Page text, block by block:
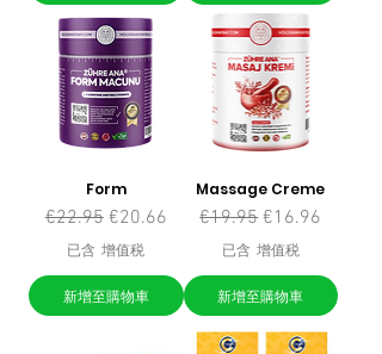
Form
一般價格
€22.95 促銷價格
€20.66
已含 增值税
新增至購物車
Massage Creme
一般價格
€19.95 促銷價格
€16.96
已含 增值税
新增至購物車